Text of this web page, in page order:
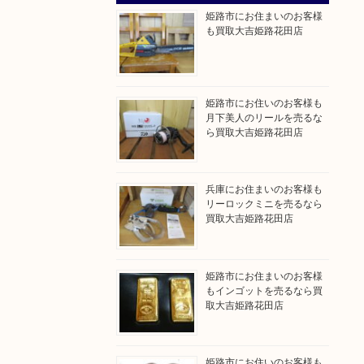
姫路市にお住まいのお客様
も買取大吉姫路花田店
姫路市にお住いのお客様も
月下美人のリールを売るな
ら買取大吉姫路花田店
兵庫にお住まいのお客様も
リーロックミニを売るなら
買取大吉姫路花田店
姫路市にお住まいのお客様
もインゴットを売るなら買
取大吉姫路花田店